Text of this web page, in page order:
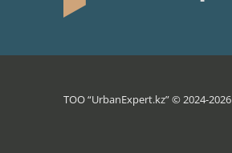
ТОО “UrbanExpert.kz” © 2024-2026